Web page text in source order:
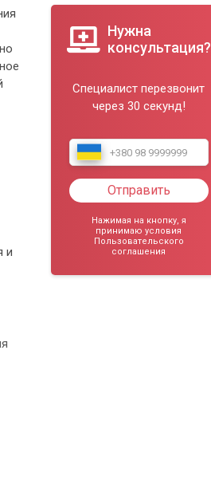
и
Нужна
консультация?
Специалист перезвонит
через 30 секунд!
Отправить
Нажимая на кнопку, я
принимаю условия
Пользовательского
соглашения